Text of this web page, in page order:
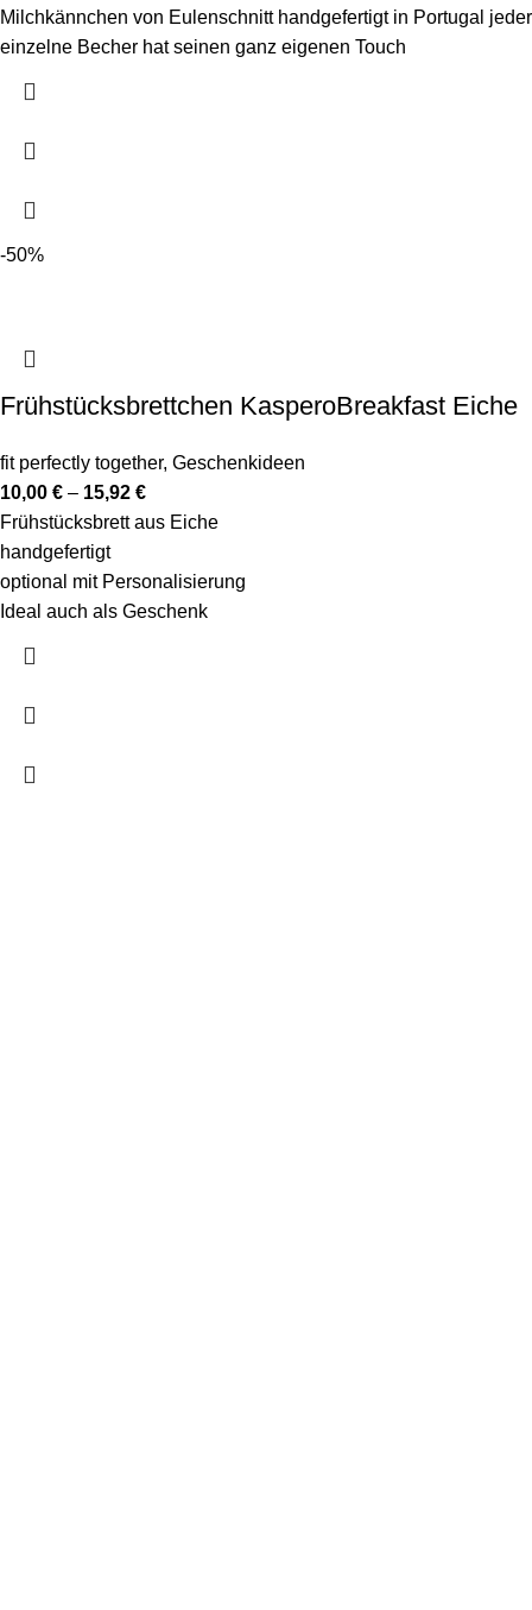
Milchkännchen von Eulenschnitt handgefertigt in Portugal jeder
einzelne Becher hat seinen ganz eigenen Touch
-50%
Frühstücksbrettchen KasperoBreakfast Eiche
fit perfectly together, Geschenkideen
10,00 € – 15,92 €
Frühstücksbrett aus Eiche
handgefertigt
optional mit Personalisierung
Ideal auch als Geschenk